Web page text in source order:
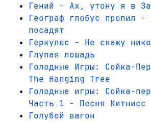
Гений - Ах, утону я в
Географ глобус пропил -
посадят
Геркулес - Не скажу
Глупая лошадь
Голодные Игры: Сойка-
The Hanging Tree
Голодные игры: Сойка-
Часть 1 - Песня Китнисс
Голубой вагон